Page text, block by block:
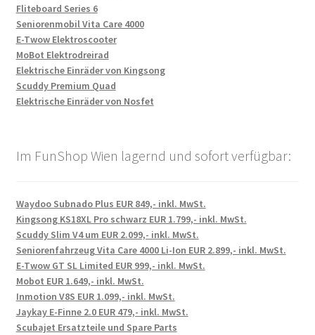
Fliteboard Series 6
Seniorenmobil Vita Care 4000
E-Twow Elektroscooter
MoBot Elektrodreirad
Elektrische Einräder von Kingsong
Scuddy Premium Quad
Elektrische Einräder von Nosfet
Im FunShop Wien lagernd und sofort verfügbar:
Waydoo Subnado Plus EUR 849,- inkl. MwSt.
Kingsong KS18XL Pro schwarz EUR 1.799,- inkl. MwSt.
Scuddy Slim V4 um EUR 2.099,- inkl. MwSt.
Seniorenfahrzeug Vita Care 4000 Li-Ion EUR 2.899,- inkl. MwSt.
E-Twow GT SL Limited EUR 999,- inkl. MwSt.
Mobot EUR 1.649,- inkl. MwSt.
Inmotion V8S EUR 1.099,- inkl. MwSt.
Jaykay E-Finne 2.0 EUR 479,- inkl. MwSt.
Scubajet Ersatzteile und Spare Parts